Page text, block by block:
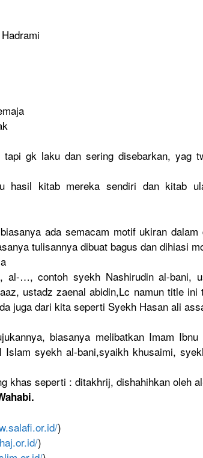
tapi gk laku dan sering disebarkan, yag
hasil kitab mereka sendiri dan kitab
ada semacam motif ukiran dalam
tulisannya dibuat bagus dan dihiasi
…, contoh syekh Nashirudinal-bani,
ustadz zaenal abidin,Lc namun title ini
juga dari kita seperti Syekh Hasan ali
, biasanya melibatkanImam Ibnu
Islam syekh al-bani,syaikh khusaimi,
khas seperti : ditakhrij, dishahihkan oleh
.or.id/)
j.or.id/)